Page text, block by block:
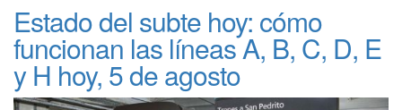
Estado del subte hoy: cómo
funcionan las líneas A, B, C, D, E
y H hoy, 5 de agosto